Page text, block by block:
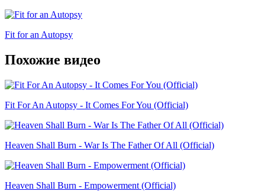
Fit for an Autopsy
Похожие видео
Fit For An Autopsy - It Comes For You (Official)
Heaven Shall Burn - War Is The Father Of All (Official)
Heaven Shall Burn - Empowerment (Official)